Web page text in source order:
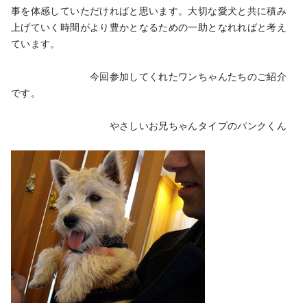
事を体感していただければと思います。大切な愛犬と共に積み
上げていく時間がより豊かとなるための一助となれればと考え
ています。
今回参加してくれたワンちゃんたちのご紹介
です。
やさしいお兄ちゃんタイプのパンクくん